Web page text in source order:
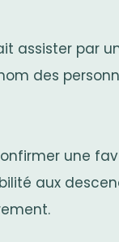
assister par
des
une
aux